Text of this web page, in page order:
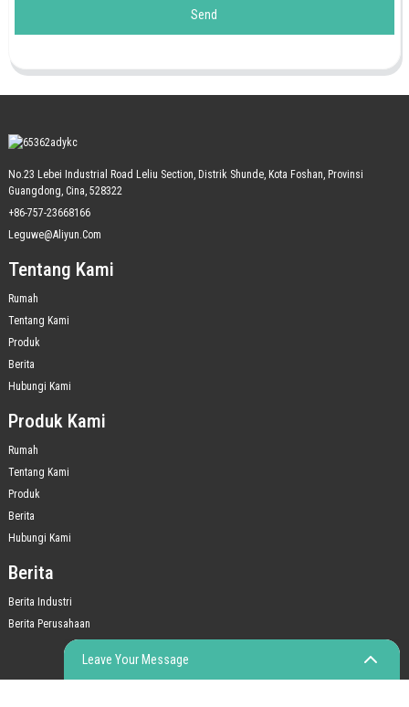
Send
No.23 Lebei Industrial Road Leliu Section, Distrik Shunde, Kota Foshan, Provinsi
Guangdong, Cina, 528322
+86-757-23668166
Leguwe@aliyun.com
Tentang Kami
Rumah
Tentang Kami
Produk
Berita
Hubungi Kami
Produk Kami
Rumah
Tentang Kami
Produk
Berita
Hubungi Kami
Berita
Berita Industri
Berita Perusahaan
Leave Your Message